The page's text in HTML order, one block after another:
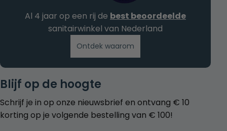
Blijf op de hoogte
Schrijf je in op onze nieuwsbrief en ontvang € 10
korting op je volgende bestelling van € 100!
Al 4 jaar op een rij de best beoordeelde
sanitairwinkel van Nederland
Ontdek waarom